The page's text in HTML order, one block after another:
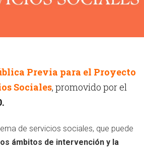
Previa para el Proyecto
Sociales, promovido por el
de servicios sociales, que puede
ámbitos de intervención y la